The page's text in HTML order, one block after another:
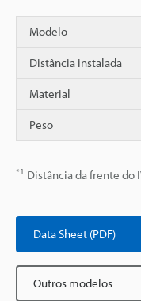
Modelo
Distância instalada
Material
Peso
*1 Distância da frente do
Data Sheet (PDF)
Outros modelos